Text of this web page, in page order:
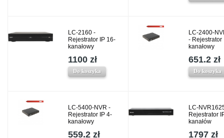
LC-2160 -
Rejestrator IP 16-
kanałowy
1100 zł
Do koszyka
LC-2400-
- Rejestrator
kanałowy
651.2 zł
Do koszyka
LC-5400-NVR -
Rejestrator IP 4-
kanałowy
559.2 zł
LC-
Rejestrator
kanałów
1797 zł